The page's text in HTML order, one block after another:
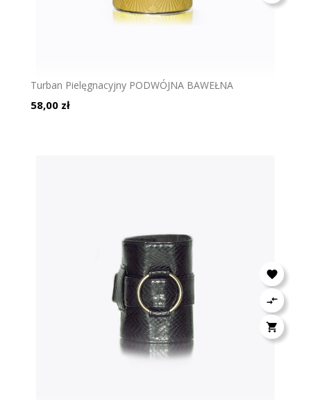
Turban Pielęgnacyjny PODWÓJNA BAWEŁNA
Cena
58,00 zł


